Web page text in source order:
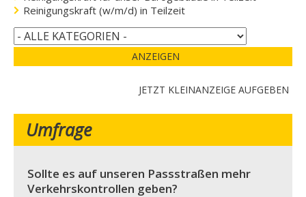
Reinigungskraft (w/m/d) in Teilzeit
ANZEIGEN
JETZT KLEINANZEIGE AUFGEBEN
Umfrage
Sollte es auf unseren Passstraßen mehr
Verkehrskontrollen geben?